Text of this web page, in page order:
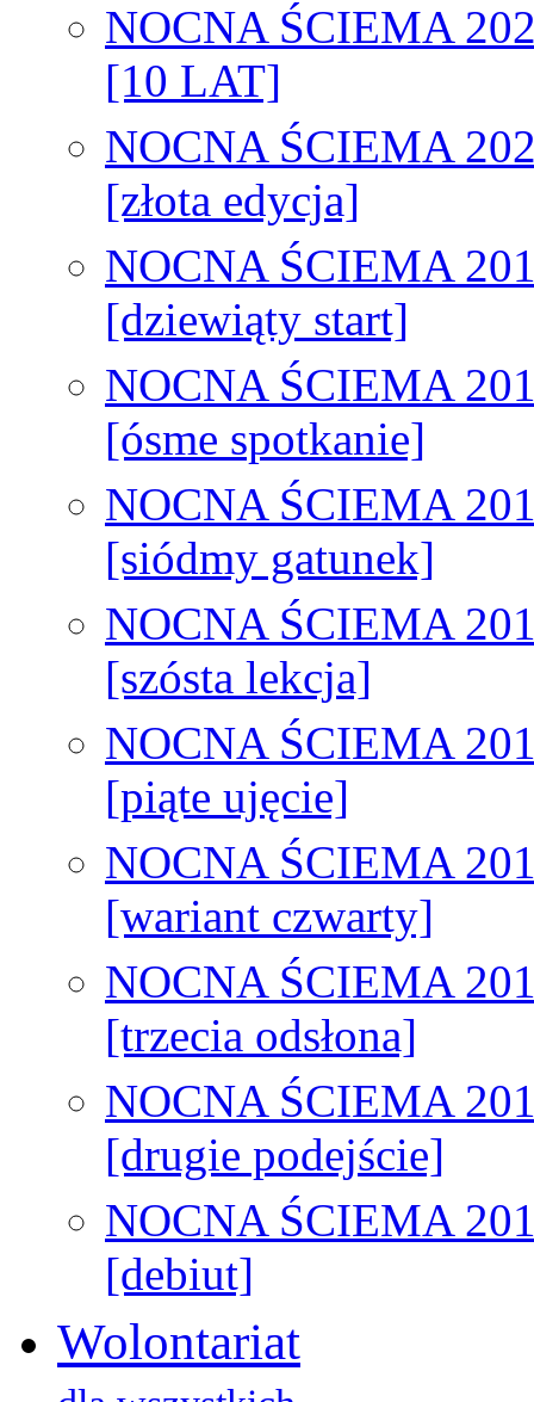
NOCNA ŚCIEMA
[10 LAT]
NOCNA ŚCIEMA
[złota edycja]
NOCNA ŚCIEMA
[dziewiąty start]
NOCNA ŚCIEMA
[ósme spotkanie]
NOCNA ŚCIEMA
[siódmy gatunek]
NOCNA ŚCIEMA
[szósta lekcja]
NOCNA ŚCIEMA
[piąte ujęcie]
NOCNA ŚCIEMA
[wariant czwarty]
NOCNA ŚCIEMA
[trzecia odsłona]
NOCNA ŚCIEMA
[drugie podejście]
NOCNA ŚCIEMA
[debiut]
Wolontariat